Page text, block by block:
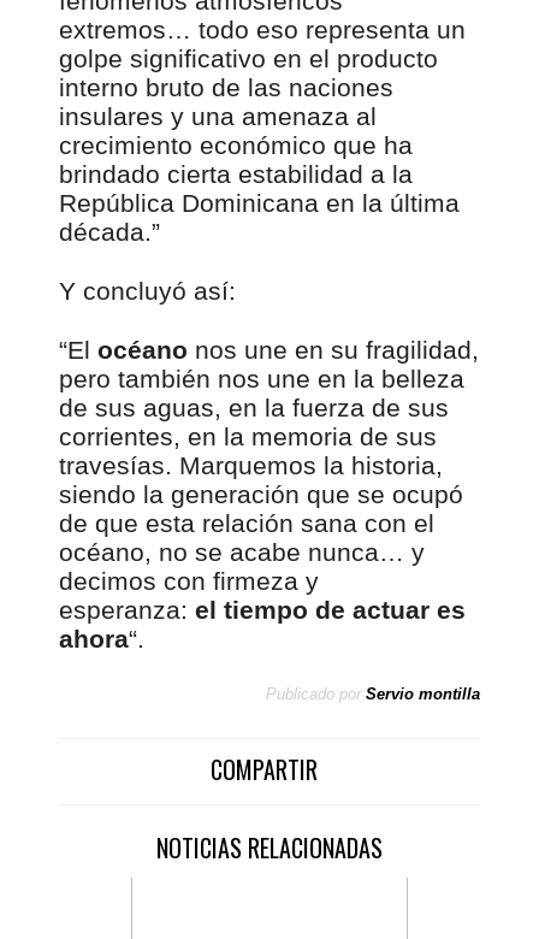
extremos… todo eso representa un
golpe significativo en el producto
interno bruto de las naciones
insulares y una amenaza al
crecimiento económico que ha
brindado cierta estabilidad a la
República Dominicana en la última
década.”
Y concluyó así:
“El océano nos une en su fragilidad,
pero también nos une en la belleza
de sus aguas, en la fuerza de sus
corrientes, en la memoria de sus
travesías. Marquemos la historia,
siendo la generación que se ocupó
de que esta relación sana con el
océano, no se acabe nunca… y
decimos con firmeza y
esperanza: el tiempo de actuar es
ahora“.
Publicado por Servio montilla
COMPARTIR
NOTICIAS RELACIONADAS